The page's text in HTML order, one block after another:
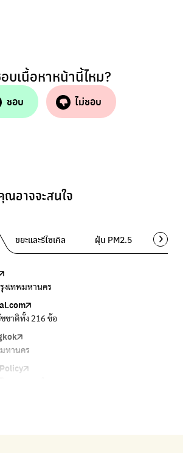
เนื้อหาหน้านี้ไหม?
ชอบ ไม่ชอบ
ณอาจจะสนใจ
ขยะและรีไซเคิล ฝุ่น PM2.5 พื้นที่สี
งเทพมหานคร
ชาติทั้ง 216 ข้อ
หานคร
ห้หน่วยงานแก้ไข
ายไป
นี้ เดี๋ยวลุงสอนให้
ห้หน่วยงานแก้ไข
าศในกรุงเทพมหานคร
าศรอบตัวคุณง่ายๆ
ารต้นไม้ล้านต้น
2030
เขียวภายในปี 2030
งและชุมชนสุขภาวะ
(TGU)
Development Center
งสภาพภูมิอากาศและสิ่งแวดล้อม
โดยครีเอเตอร์
มาตรฐานคุณภาพอากาศ น้ำ และเสียง